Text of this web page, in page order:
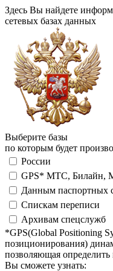
Здесь Вы найдете
сетевых базах данных
Выберите базы
по которым будет
России
GPS* МТС, Билайн,
Данным паспортных
Спискам переписи
Архивам спецслужб
*GPS(Global Positioning
позиционирования)
позволяющая
Вы сможете узнать: